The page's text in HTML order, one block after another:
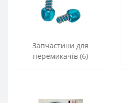
Запчастини для
перемикачів (6)